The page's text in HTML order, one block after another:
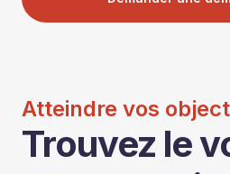
Atteindre vos
Trouvez le